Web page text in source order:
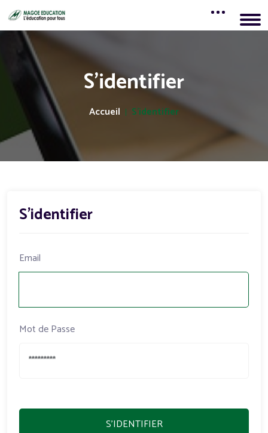
S'identifier
Accueil S'identifier
S'identifier
Email
Mot de Passe
S'IDENTIFIER